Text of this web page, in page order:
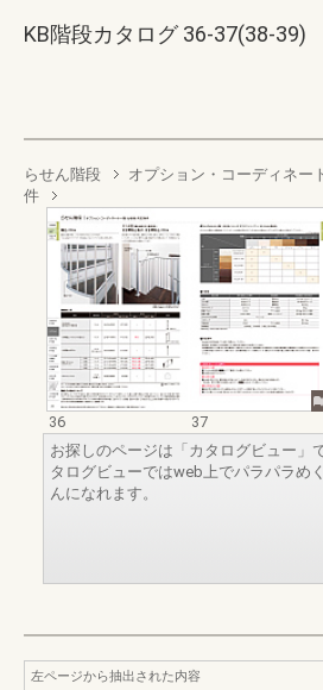
KB階段カタログ 36-37(38-39)
らせん階段
オプション・コーディネー
件
36
37
お探しのページは「カタログビュー」
タログビューではweb上でパラパラめ
んになれます。
左ページから抽出された内容